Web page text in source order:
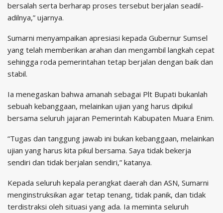
bersalah serta berharap proses tersebut berjalan seadil-
adilnya,” ujarnya.
Sumarni menyampaikan apresiasi kepada Gubernur Sumsel
yang telah memberikan arahan dan mengambil langkah cepat
sehingga roda pemerintahan tetap berjalan dengan baik dan
stabil.
Ia menegaskan bahwa amanah sebagai Plt Bupati bukanlah
sebuah kebanggaan, melainkan ujian yang harus dipikul
bersama seluruh jajaran Pemerintah Kabupaten Muara Enim.
“Tugas dan tanggung jawab ini bukan kebanggaan, melainkan
ujian yang harus kita pikul bersama. Saya tidak bekerja
sendiri dan tidak berjalan sendiri,” katanya.
Kepada seluruh kepala perangkat daerah dan ASN, Sumarni
menginstruksikan agar tetap tenang, tidak panik, dan tidak
terdistraksi oleh situasi yang ada. Ia meminta seluruh